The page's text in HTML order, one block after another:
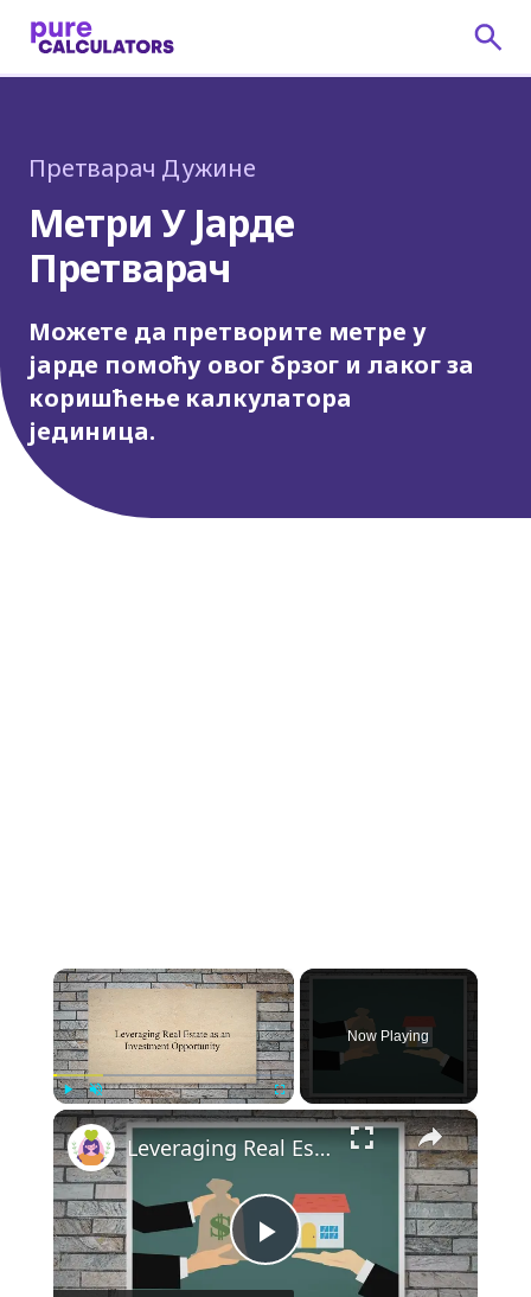
Претварач Дужине
Метри У Јарде
Претварач
Можете да претворите метре у
јарде помоћу овог брзог и лаког за
коришћење калкулатора
јединица.
×
Play Unmute Fullscreen
Now Playing
×
P
Leveraging Real Estate as an Investment Opportunity